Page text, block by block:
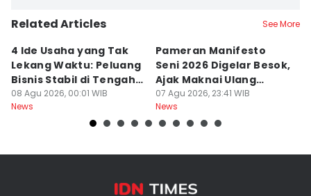
Related Articles See More
4 Ide Usaha yang Tak
Lekang Waktu: Peluang
Bisnis Stabil di Tengah
Perubahan
08 Agu 2026, 00:01 WIB
News
Pameran Manifesto
Seni 2026 Digelar Besok,
Ajak Maknai Ulang
Maritim
07 Agu 2026, 23:41 WIB
News